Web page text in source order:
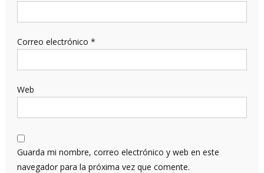
Correo electrónico *
Web
Guarda mi nombre, correo electrónico y web en este
navegador para la próxima vez que comente.